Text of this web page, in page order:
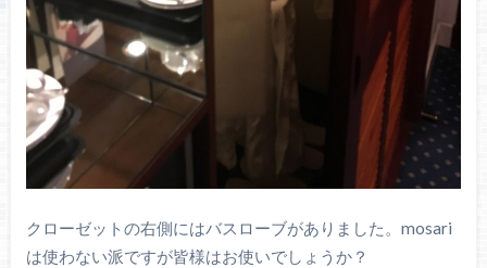
クローゼットの右側にはバスローブがありました。mosari
は使わない派ですが皆様はお使いでしょうか？